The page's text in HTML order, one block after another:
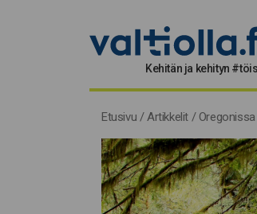
Kehitän ja kehityn
Etusivu /Artikkelit /